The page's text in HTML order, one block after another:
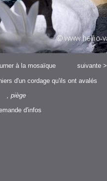
à la mosaïque suivante>
d'un cordage qu'ils ont avalés
, piège
d'infos